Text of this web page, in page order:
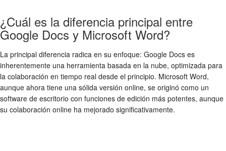
¿Cuál es la diferencia principal entre
Google Docs y Microsoft Word?
La principal diferencia radica en su enfoque: Google Docs es
inherentemente una herramienta basada en la nube, optimizada para
la colaboración en tiempo real desde el principio. Microsoft Word,
aunque ahora tiene una sólida versión online, se originó como un
software de escritorio con funciones de edición más potentes, aunque
su colaboración online ha mejorado significativamente.